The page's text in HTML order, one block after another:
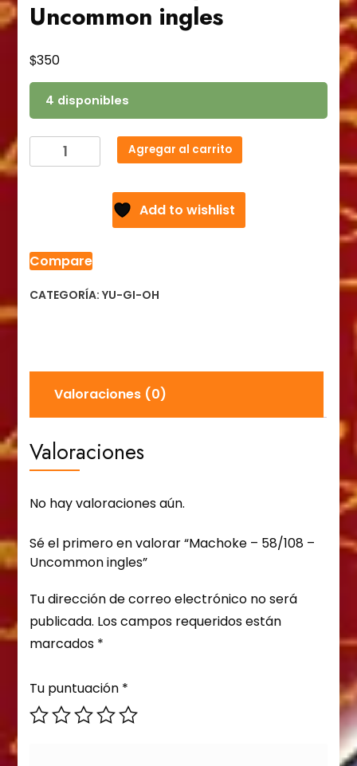
Uncommon ingles
$350
4 disponibles
Machoke
-
cantidad
Agregar al carrito
Add to wishlist
Compare
CATEGORÍA:YU-GI-OH
Valoraciones (0)
Valoraciones
No hay valoraciones aún.
Sé el primero en valorar “Machoke – 58/108 –
Uncommon ingles”
Tu dirección de correo electrónico no será
publicada. Los campos requeridos están
marcados *
Tu puntuación *